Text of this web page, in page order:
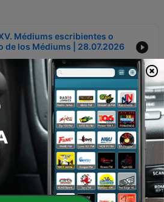
Médiums escribientes o
de los Médiums | 28.07.2026
Médiums escribientes o
de los Médiums | 21.07.2026
Acerca de los médiums |
Acerca de los médiums |
| 30.06.2026